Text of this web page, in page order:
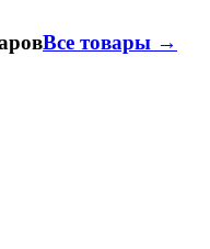
Все товары →